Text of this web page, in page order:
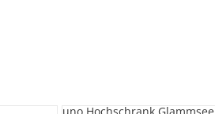
uno Hochschrank Glammsee